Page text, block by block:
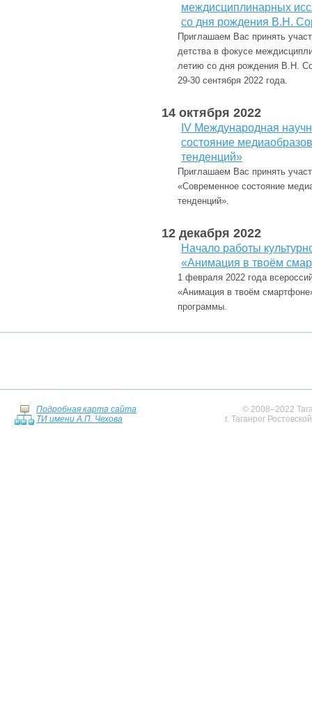
междисциплинарных
со дня рождения В.Н.
Приглашаем Вас принять
детства в фокусе
летию со дня рождения В.Н.
29-30 сентября 2022 года.
14 октября 2022
IV Международная
состояние
тенденций»
Приглашаем Вас принять
«Современное состояние
тенденций».
12 декабря 2022
Начало работы
«Анимация в твоём
1 февраля 2022 года
«Анимация в твоём
программы.
Подробная карта сайта
ТИ имени А.П. Чехова
© 2008–2022
г. Таганрог